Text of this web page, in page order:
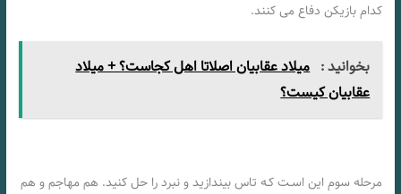
کدام بازیکن دفاع می کنند.
بخوانید : میلاد عقابیان اصلاتا اهل کجاست؟ + میلاد
عقابیان کیست؟
مرحله سوم این اسـت کـه تاس بیندازید و نبرد را حل کنید. هم مهاجم و هم